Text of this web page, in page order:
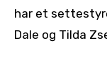
har et
Dale og Tilda